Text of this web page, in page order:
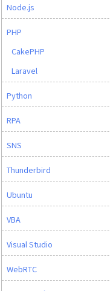
Node.js
PHP
CakePHP
Laravel
Python
RPA
SNS
Thunderbird
Ubuntu
VBA
Visual Studio
WebRTC